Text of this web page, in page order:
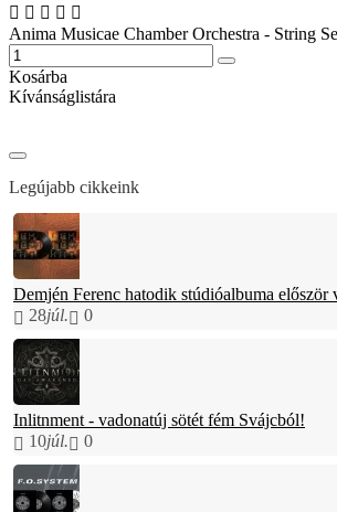
Anima Musicae Chamber Orchestra - String
Kosárba
Kívánságlistára
Legújabb cikkeink
Demjén Ferenc hatodik stúdióalbuma először
28júl. 0
Inlitnment - vadonatúj sötét fém Svájcból!
10júl. 0